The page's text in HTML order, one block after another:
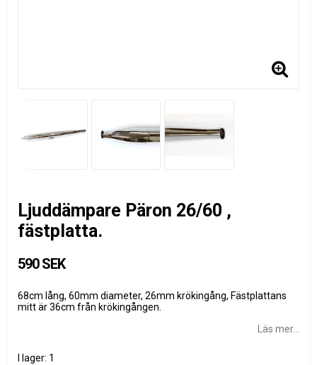
Ljuddämpare Päron 26/60 ,
fästplatta.
590 SEK
68cm lång, 60mm diameter, 26mm krökingång, Fästplattans
mitt är 36cm från krökingången.
Läs mer...
I lager: 1